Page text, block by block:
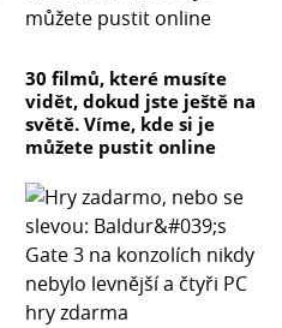
30 filmů, které musíte
vidět, dokud jste ještě na
světě. Víme, kde si je
můžete pustit online